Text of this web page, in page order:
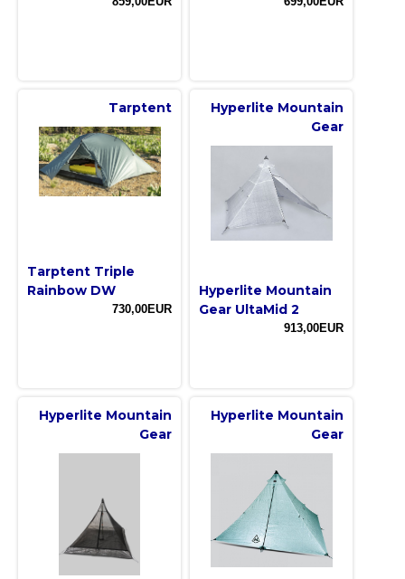
Tarptent
Tarptent Triple
Rainbow DW
730,00EUR
Hyperlite Mountain
Gear
Hyperlite Mountain
Gear UltaMid 2
913,00EUR
Hyperlite Mountain
Gear
Hyperlite Mountain
Gear